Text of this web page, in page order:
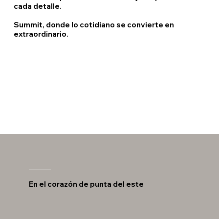
cada detalle.
Summit, donde lo cotidiano se convierte en
extraordinario.
En el corazón de punta del este